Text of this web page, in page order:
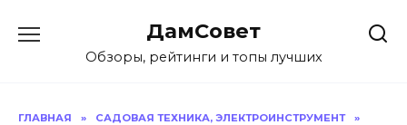
содержанию
ДамСовет
Обзоры, рейтинги и топы лучших
ГЛАВНАЯ » САДОВАЯ ТЕХНИКА, ЭЛЕКТРОИНСТРУМЕНТ
»